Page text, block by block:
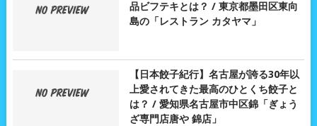
品ビフテキとは？ / 東京都墨田区東向
島の「レストラン カタヤマ」
【日本餃子紀行】名古屋が誇る30年以
上愛されてきた最高のひとくち餃子と
は？ / 愛知県名古屋市中区錦「ぎょう
ざ専門店唐や 錦店」